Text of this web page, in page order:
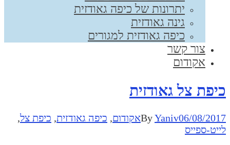
יתרונות של כיפה גאודזית
גינה גאודזית
כיפה גאודזית למגורים
צור קשר
אקודום
צל גאודזית
ByYaniv06/08/ אקודום,כיפה גאודזית,כיפת צל,
ספייס